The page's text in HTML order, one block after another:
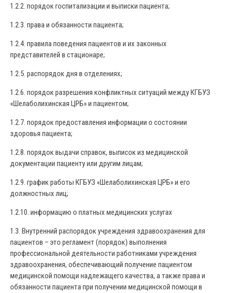
1.2.2. порядок госпитализации и выписки пациента;
1.2.3. права и обязанности пациента;
1.2.4. правила поведения пациентов и их законных
представителей в стационаре;
1.2.5. распорядок дня в отделениях;
1.2.6. порядок разрешения конфликтных ситуаций между КГБУЗ
«Шелаболихинская ЦРБ» и пациентом;
1.2.7. порядок предоставления информации о состоянии
здоровья пациента;
1.2.8. порядок выдачи справок, выписок из медицинской
документации пациенту или другим лицам;
1.2.9. график работы КГБУЗ «Шелаболихинская ЦРБ» и его
должностных лиц;
1.2.10. информацию о платных медицинских услугах
1.3. Внутренний распорядок учреждения здравоохранения для
пациентов – это регламент (порядок) выполнения
профессиональной деятельности работниками учреждения
здравоохранения, обеспечивающий получение пациентом
медицинской помощи надлежащего качества, а также права и
обязанности пациента при получении медицинской помощи в